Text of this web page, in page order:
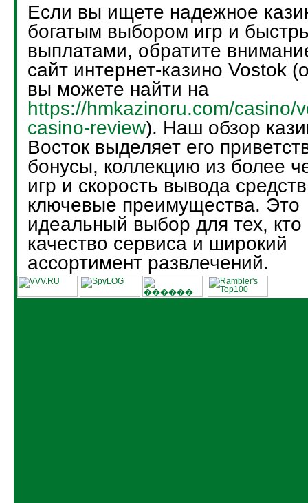
Если вы ищете надежное
богатым выбором игр и
выплатами, обратите
сайт интернет-казино Vostok
вы можете найти на
https://hmkazinoru.com/casino/
casino-review). Наш обзор
Восток выделяет его
бонусы, коллекцию из более
игр и скорость вывода
ключевые преимущества. Это
идеальный выбор для тех, кто
качество сервиса и широкий
ассортимент развлечений.